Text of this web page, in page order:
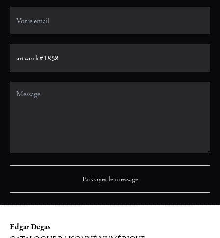
Edgar Degas